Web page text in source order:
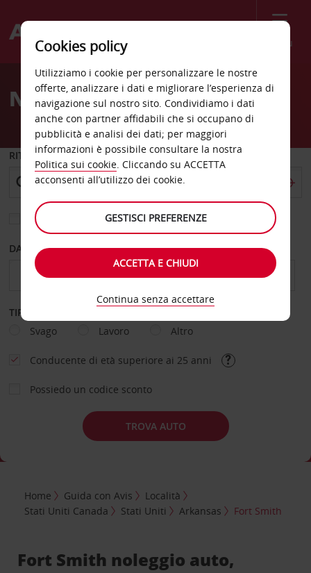
Menù
Welcome
AvisNoleggio auto Fort Smith
RITIRO DA
Scegli una località di riconsegna diversa
DAL GIORNO AL GIORNO
TIPOLOGIA DI NOLEGGIO
Svago
Lavoro Altro
Conducente di età superiore ai 25 anni
Possiedo un codice sconto
TROVA AUTO
Home Guida con Avis
Località
Stati Uniti Canada
Stati Uniti Arkansas Fort Smith
Fort Smith noleggio auto,
Cookies policy
Utilizziamo i cookie per personalizzare le nostre
offerte, analizzare i dati e migliorare l’esperienza di
navigazione sul nostro sito. Condividiamo i dati
anche con partner affidabili che si occupano di
pubblicità e analisi dei dati; per maggiori
informazioni è possibile consultare la nostra
Politica sui cookie. Cliccando su ACCETTA
acconsenti all’utilizzo dei cookie.
GESTISCI PREFERENZE
ACCETTA E CHIUDI
Continua senza accettare